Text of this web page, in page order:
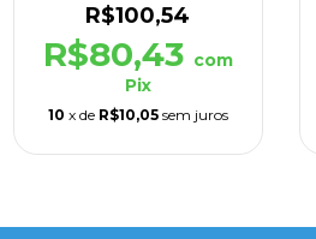
R$100,54
R$80,43 com
Pix
10 x de R$10,05 sem juros